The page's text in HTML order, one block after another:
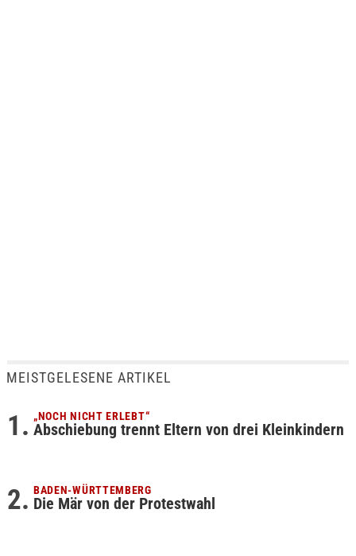
MEISTGELESENE ARTIKEL
„NOCH NICHT ERLEBT“
Abschiebung trennt Eltern von drei Kleinkindern
BADEN-WÜRTTEMBERG
Die Mär von der Protestwahl